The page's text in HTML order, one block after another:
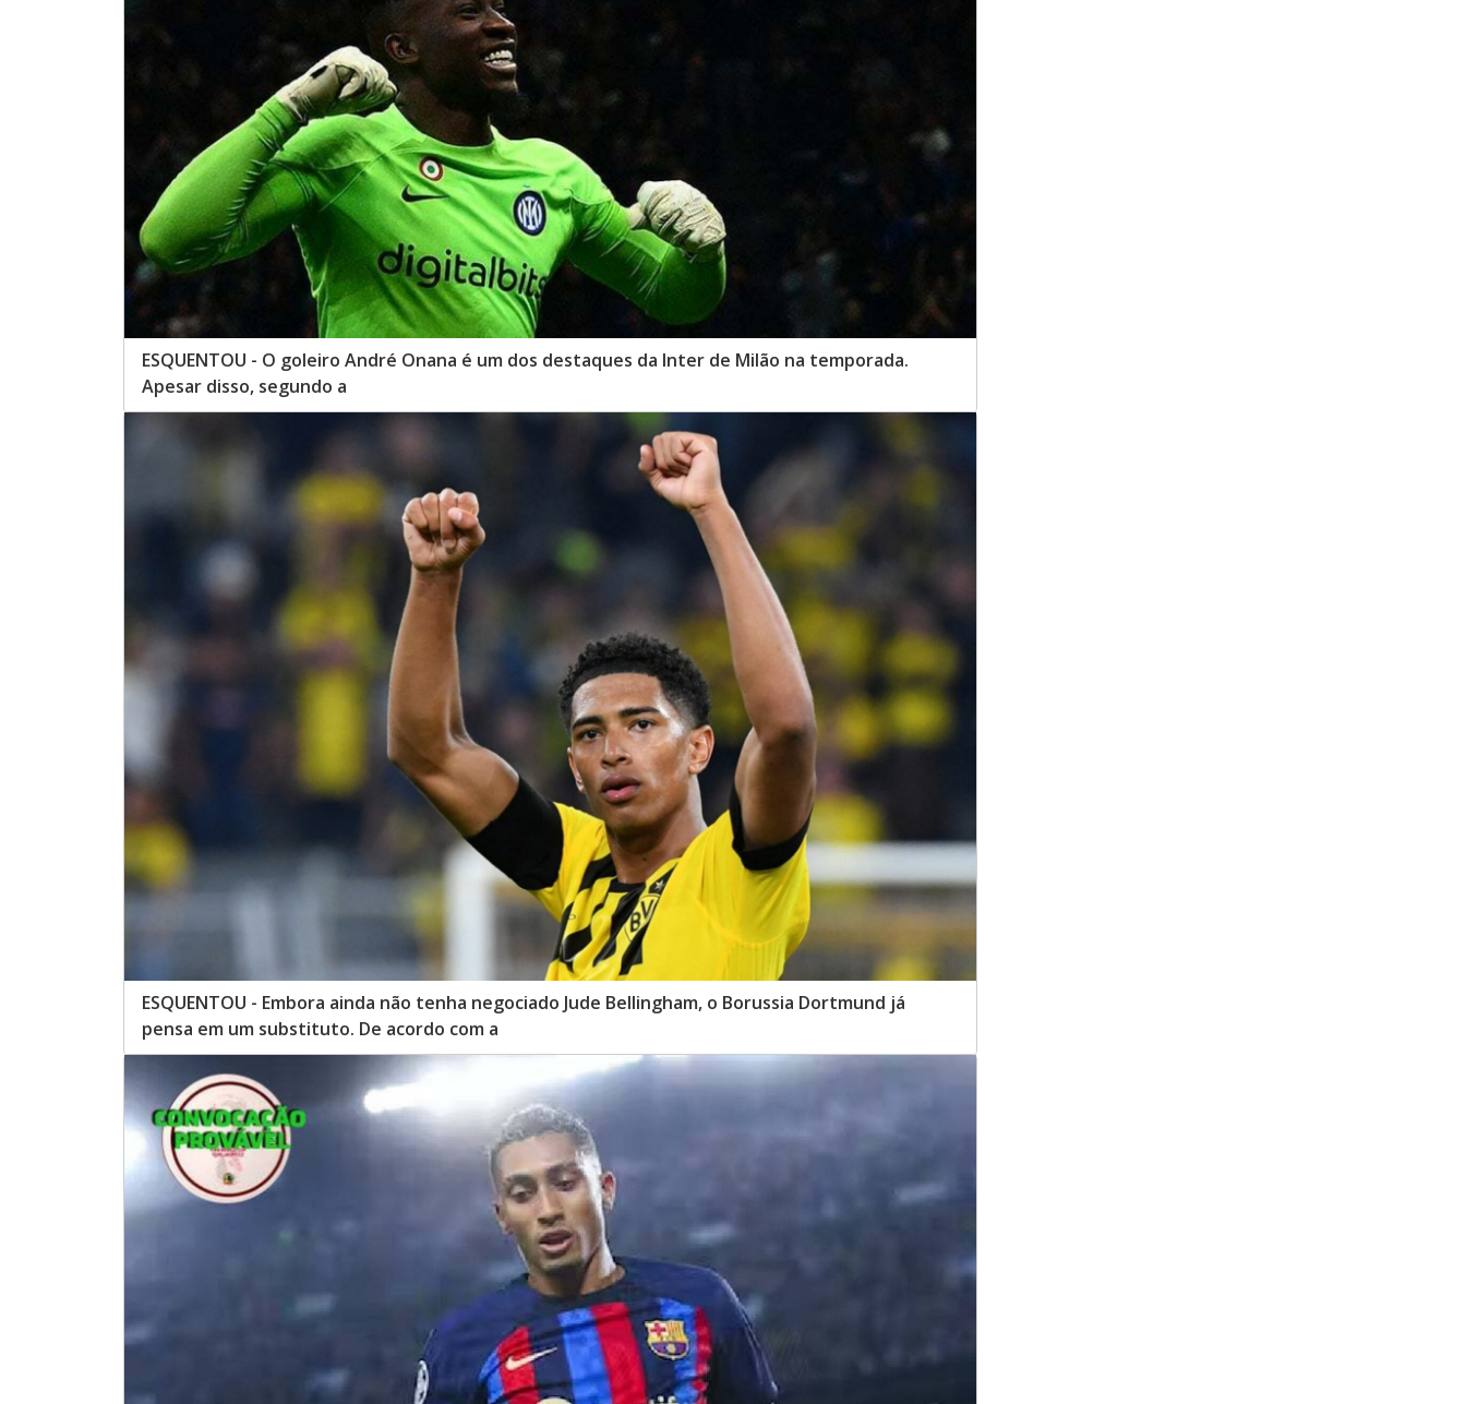
ESQUENTOU - O goleiro André Onana é um dos destaques da Inter de Milão na temporada.
Apesar disso, segundo a
ESQUENTOU - Embora ainda não tenha negociado Jude Bellingham, o Borussia Dortmund já
pensa em um substituto. De acordo com a